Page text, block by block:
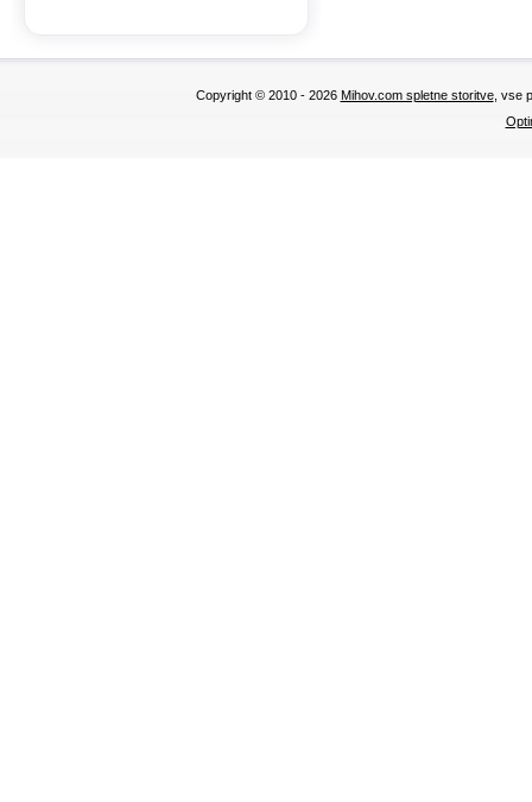
Copyright © 2010 - 2026 Mihov.com spletne storitve, vse